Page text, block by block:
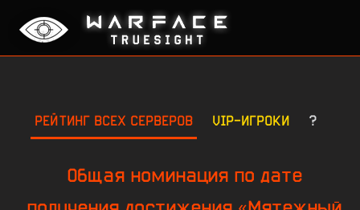
РЕЙТИНГ ВСЕХ СЕРВЕРОВ VIP-ИГРОКИ ?
Общая номинация по дате